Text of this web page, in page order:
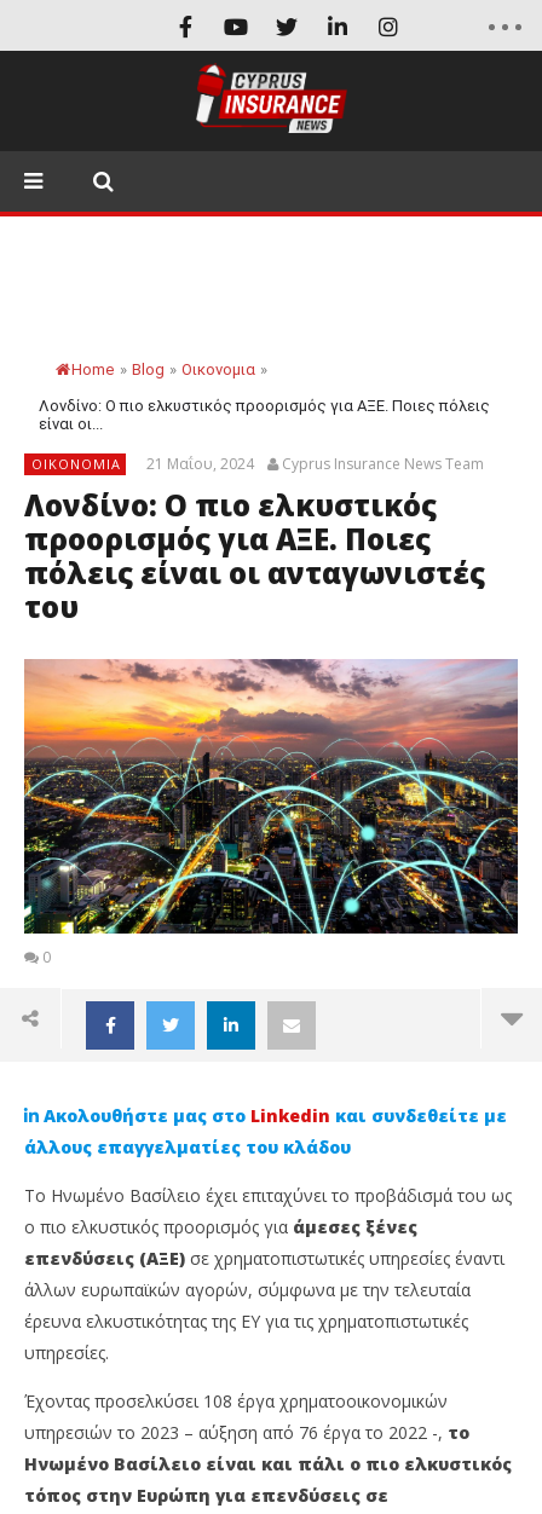
Home » Blog » Οικονομια »
Λονδίνο: Ο πιο ελκυστικός προορισμός για ΑΞΕ. Ποιες πόλεις
είναι οι...
ΟΙΚΟΝΟΜΙΑ 21 Μαΐου, 2024 Cyprus Insurance News Team
Λονδίνο: Ο πιο ελκυστικός
προορισμός για ΑΞΕ. Ποιες
πόλεις είναι οι ανταγωνιστές
του
0
NOW VIEWING
Λονδίνο: Ο πιο ελκυστικός προορισμός για ΑΞΕ.
Ποιες πόλεις είναι οι ανταγωνιστές του
21
Ακολουθήστε μας στο Linkedin και συνδεθείτε με
άλλους επαγγελματίες του κλάδου
Το Ηνωμένο Βασίλειο έχει επιταχύνει το προβάδισμά του ως
ο πιο ελκυστικός προορισμός για άμεσες ξένες
επενδύσεις (ΑΞΕ) σε χρηματοπιστωτικές υπηρεσίες έναντι
άλλων ευρωπαϊκών αγορών, σύμφωνα με την τελευταία
έρευνα ελκυστικότητας της ΕΥ για τις χρηματοπιστωτικές
υπηρεσίες.
Έχοντας προσελκύσει 108 έργα χρηματοοικονομικών
υπηρεσιών το 2023 – αύξηση από 76 έργα το 2022 -, το
Ηνωμένο Βασίλειο είναι και πάλι ο πιο ελκυστικός
τόπος στην Ευρώπη για επενδύσεις σε